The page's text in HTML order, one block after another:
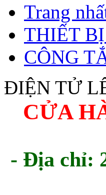
Trang
THIẾT
CÔNG
ĐIỆN TỬ
CỬA
- Địa chỉ: